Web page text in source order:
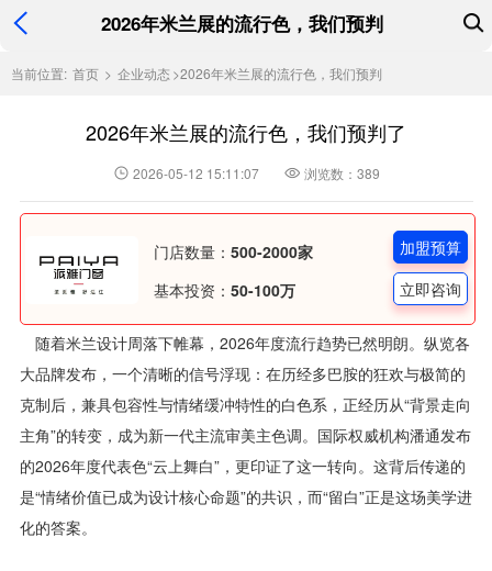
2026年米兰展的流行色，我们预判
当前位置: 首页 > 企业动态 >2026年米兰展的流行色，我们预判
2026年米兰展的流行色，我们预判了
2026-05-12 15:11:07 浏览数：389
门店数量： 500-2000家
基本投资： 50-100万
加盟预算
立即咨询
随着米兰设计周落下帷幕，2026年度流行趋势已然明朗。纵览各
大品牌发布，一个清晰的信号浮现：在历经多巴胺的狂欢与极简的
克制后，兼具包容性与情绪缓冲特性的白色系，正经历从“背景走向
主角”的转变，成为新一代主流审美主色调。国际权威机构潘通发布
的2026年度代表色“云上舞白”，更印证了这一转向。这背后传递的
是“情绪价值已成为设计核心命题”的共识，而“留白”正是这场美学进
化的答案。